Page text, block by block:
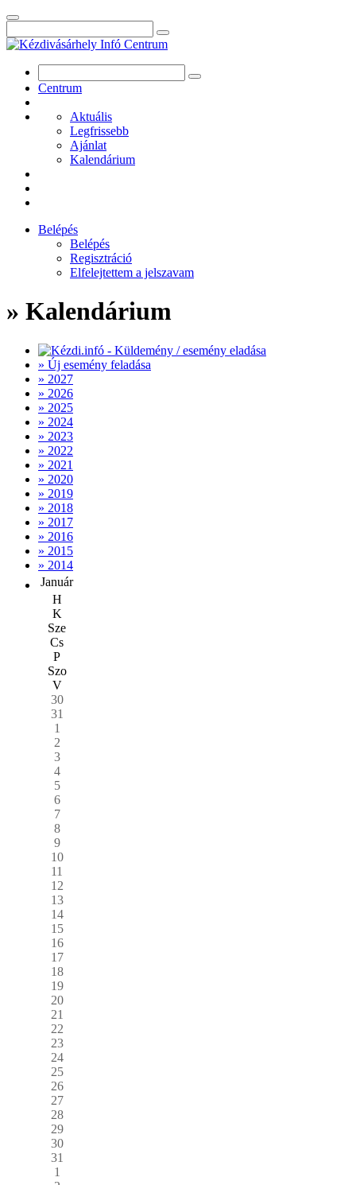
Centrum
Aktuális
Legfrissebb
Ajánlat
Kalendárium
Belépés
Belépés
Regisztráció
Elfelejtettem a jelszavam
» Kalendárium
» Új esemény feladása
» 2027
» 2026
» 2025
» 2024
» 2023
» 2022
» 2021
» 2020
» 2019
» 2018
» 2017
» 2016
» 2015
» 2014
Január
H
K
Sze
Cs
P
Szo
V
30
31
1
2
3
4
5
6
7
8
9
10
11
12
13
14
15
16
17
18
19
20
21
22
23
24
25
26
27
28
29
30
31
1